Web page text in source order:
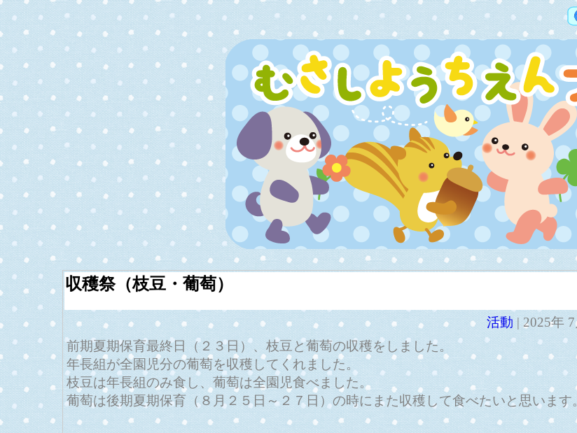
収穫祭（枝豆・葡萄）
活動 | 2025年
前期夏期保育最終日（２３日）、枝豆と葡萄の収穫をしました。
年長組が全園児分の葡萄を収穫してくれました。
枝豆は年長組のみ食し、葡萄は全園児食べました。
葡萄は後期夏期保育（８月２５日～２７日）の時にまた収穫して食べたいと思います。